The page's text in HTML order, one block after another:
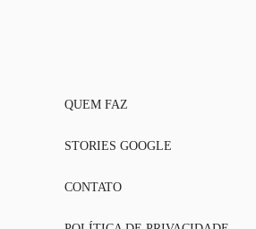
QUEM FAZ
STORIES GOOGLE
CONTATO